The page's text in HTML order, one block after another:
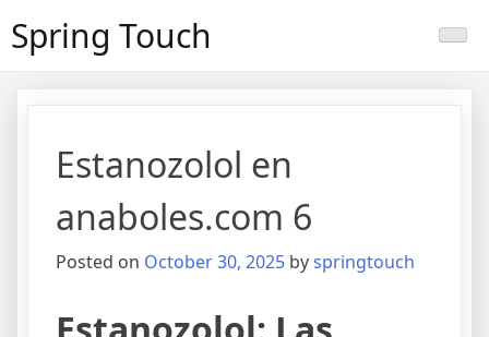
toSpring Touch
Estanozolol en
anaboles.com 6
Posted on October 30, 2025 byspringtouch